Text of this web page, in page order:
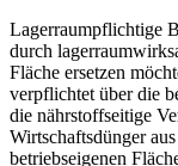
Lagerraumpflichtige
durch
Fläche ersetzen
verpflichtet über die
die nährstoffseitige
Wirtschaftsdünger
betriebseigenen